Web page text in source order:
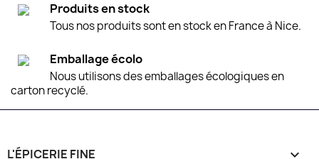
Produits en stock
Tous nos produits sont en stock en France à Nice.
Emballage écolo
Nous utilisons des emballages écologiques en
carton recyclé.
L'ÉPICERIE FINE 